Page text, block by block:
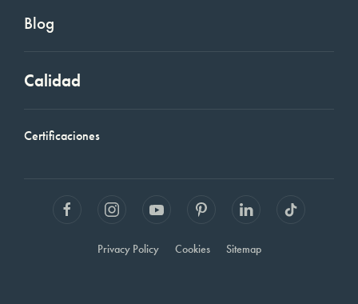
Blog
Calidad
Certificaciones
Privacy Policy Cookies Sitemap